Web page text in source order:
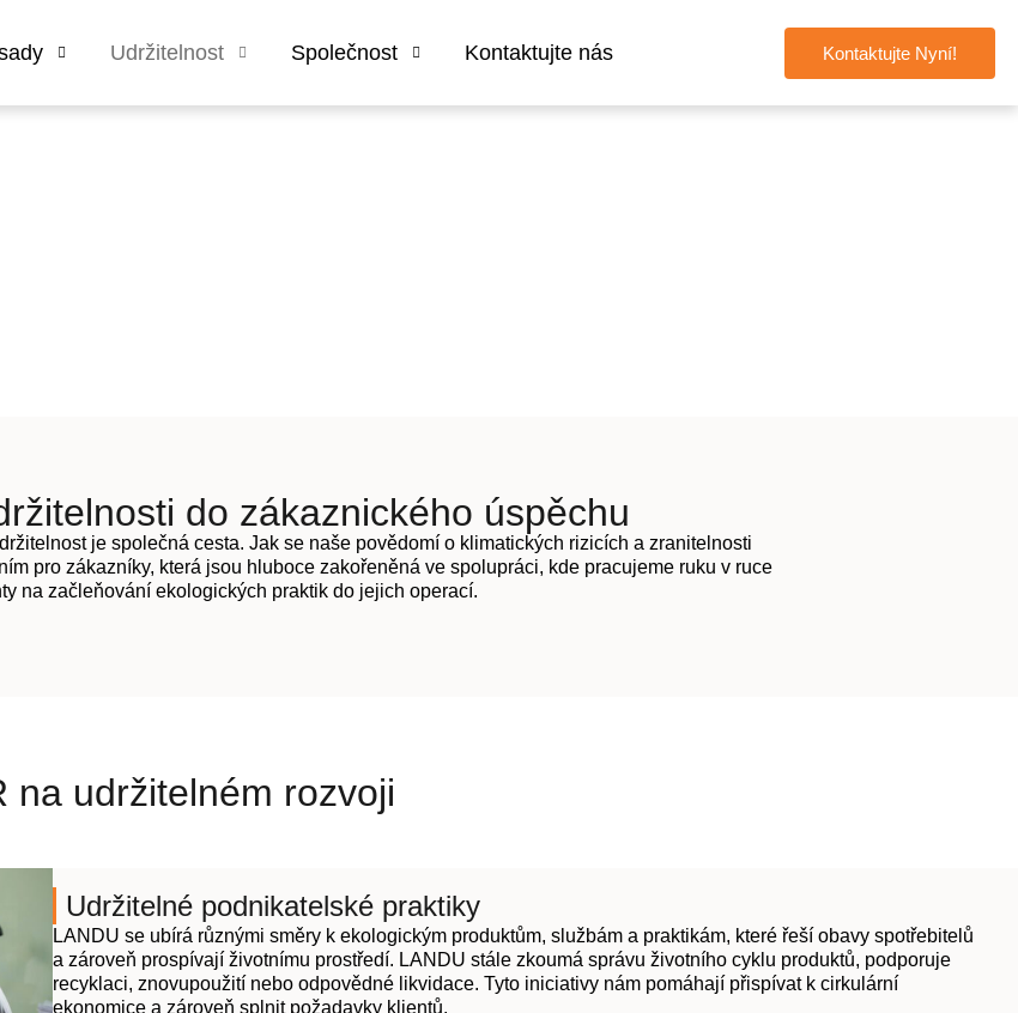
Udržitelnost Společnost Kontaktujte nás Kontaktujte Nyní!
do zákaznického úspěchu
je společná cesta. Jak se naše povědomí o klimatických rizicích a zranitelnosti
pro zákazníky, která jsou hluboce zakořeněná ve spolupráci, kde pracujeme ruku v ruce
na začleňování ekologických praktik do jejich operací.
na udržitelném rozvoji
Udržitelné podnikatelské praktiky
LANDU se ubírá různými směry k ekologickým produktům, službám a praktikám, které řeší obavy spotřebitelů
a zároveň prospívají životnímu prostředí. LANDU stále zkoumá správu životního cyklu produktů, podporuje
recyklaci, znovupoužití nebo odpovědné likvidace. Tyto iniciativy nám pomáhají přispívat k cirkulární
ekonomice a zároveň splnit požadavky klientů.